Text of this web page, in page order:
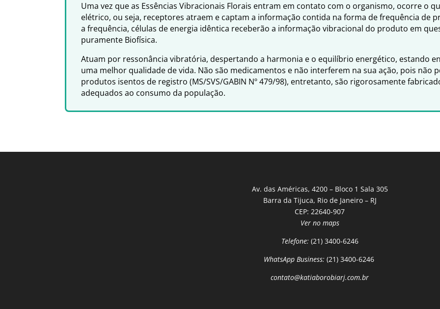
Uma vez que as Essências Vibracionais Florais entram em contato com o organismo, ocorre o
elétrico, ou seja, receptores atraem e captam a informação contida na forma de frequência de
a frequência, células de energia idêntica receberão a informação vibracional do produto em
puramente Biofísica.
Atuam por ressonância vibratória, despertando a harmonia e o equilíbrio energético, estando
uma melhor qualidade de vida. Não são medicamentos e não interferem na sua ação, pois não
produtos isentos de registro (MS/SVS/GABIN Nº 479/98), entretanto, são rigorosamente
adequados ao consumo da população.
Av. das Américas, 4200 – Bloco 1 Sala 305
Barra da Tijuca, Rio de Janeiro – RJ
CEP: 22640-907
Ver no maps
Telefone: (21) 3400-6246
WhatsApp Business: (21) 3400-6246
contato@katiaborobiarj.com.br